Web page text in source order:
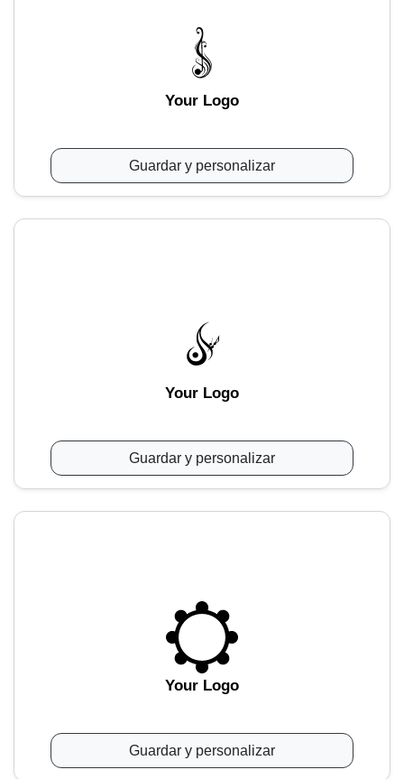
Your Logo
Guardar y personalizar
Your Logo
Guardar y personalizar
Your Logo
Guardar y personalizar